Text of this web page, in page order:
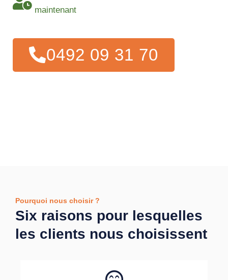
maintenant
0492 09 31 70
Pourquoi nous choisir ?
Six raisons pour lesquelles
les clients nous choisissent